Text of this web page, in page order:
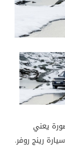
يعني
رينج روفر.